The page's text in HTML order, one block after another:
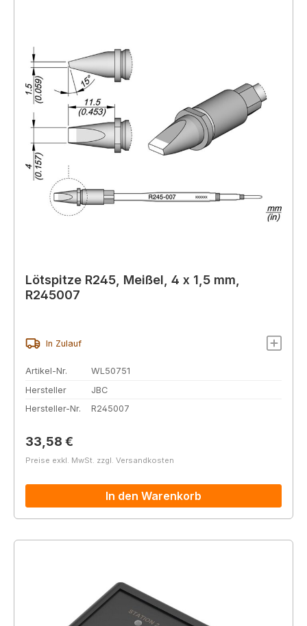
Lötspitze R245, Meißel, 4 x 1,5 mm,
R245007
In Zulauf
Artikel-Nr.
WL50751
Hersteller
JBC
Hersteller-Nr.
R245007
Regulärer Preis:
33,58 €
Preise exkl. MwSt. zzgl. Versandkosten
In den Warenkorb